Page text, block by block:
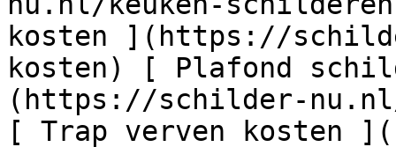
kosten ](https://
kosten) [ Plafond
(https://schilder-
[ Trap verven kosten